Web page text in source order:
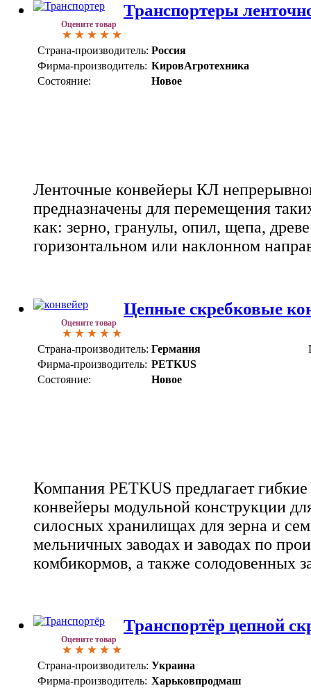
Оцените товар
Транспортеры
Страна-производитель: Россия
Фирма-производитель: КировАгротехника
Состояние:
Новое
Ленточные конвейеры КЛ
предназначены для перемещения
как: зерно, гранулы, опил, щепа,
горизонтальном или наклонном
Оцените товар
Цепные скребковые
Страна-производитель: Германия
Фирма-производитель: PETKUS
Состояние:
Новое
Компания PETKUS предлагает
конвейеры модульной конструкции
силосных хранилищах для зерна и
мельничных заводах и заводах по
комбикормов, а также солодовенных
Оцените товар
Транспортёр цепной
Страна-производитель: Украина
Фирма-производитель: Харьковпродмаш